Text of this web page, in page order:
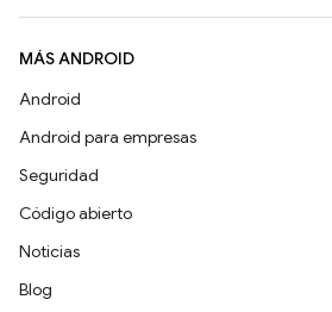
MÁS ANDROID
Android
Android para empresas
Seguridad
Código abierto
Noticias
Blog